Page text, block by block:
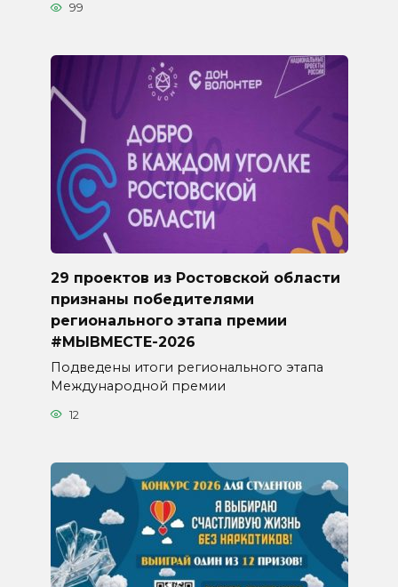
99
29 проектов из Ростовской области
признаны победителями
регионального этапа премии
#МЫВМЕСТЕ-2026
Подведены итоги регионального этапа
Международной премии
12